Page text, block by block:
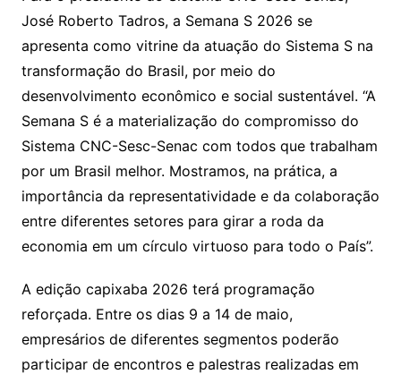
José Roberto Tadros, a Semana S 2026 se
apresenta como vitrine da atuação do Sistema S na
transformação do Brasil, por meio do
desenvolvimento econômico e social sustentável. “A
Semana S é a materialização do compromisso do
Sistema CNC-Sesc-Senac com todos que trabalham
por um Brasil melhor. Mostramos, na prática, a
importância da representatividade e da colaboração
entre diferentes setores para girar a roda da
economia em um círculo virtuoso para todo o País”.
A edição capixaba 2026 terá programação
reforçada. Entre os dias 9 a 14 de maio,
empresários de diferentes segmentos poderão
participar de encontros e palestras realizadas em